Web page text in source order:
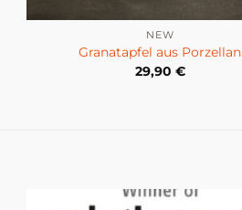
NEW
Granatapfel aus Porzellan
29,90 €